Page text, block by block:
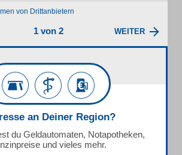
von Drittanbietern
1 von 2 WEITER
an Deiner Region?
du Geldautomaten, Notapotheken,
und vieles mehr.